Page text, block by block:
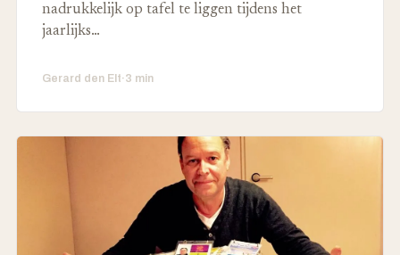
nadrukkelijk op tafel te liggen tijdens het
jaarlijks…
Gerard den Elt·3 min